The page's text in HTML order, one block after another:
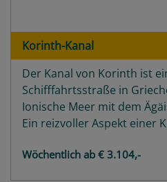
Korinth-Kanal
Der Kanal von Korinth ist
Schifffahrtsstraße in
Ionische Meer mit dem
Ein reizvoller Aspekt einer
Kanal von Korinth ist die
Kanal selbst. Der Kanal ist
und an seiner schmalsten
Wöchentlich ab € 3.104,-